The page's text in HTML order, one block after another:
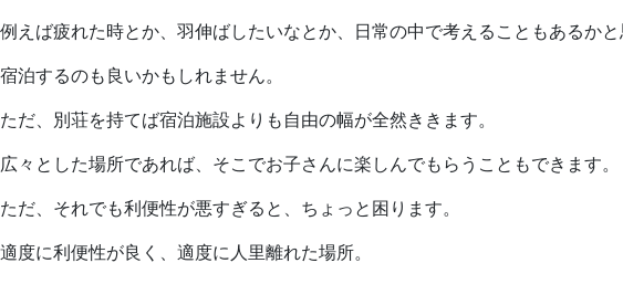
例えば疲れた時とか、羽伸ばしたいなとか、日常の中で考えることもあるかと
宿泊するのも良いかもしれません。
ただ、別荘を持てば宿泊施設よりも自由の幅が全然ききます。
広々とした場所であれば、そこでお子さんに楽しんでもらうこともできます。
ただ、それでも利便性が悪すぎると、ちょっと困ります。
適度に利便性が良く、適度に人里離れた場所。